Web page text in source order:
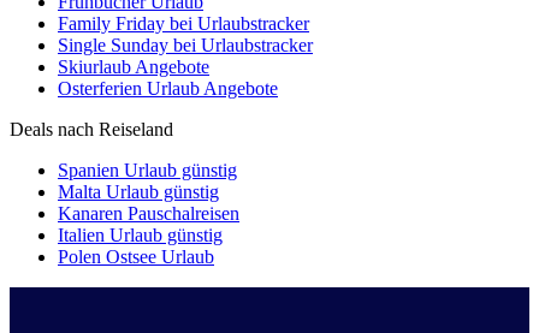
Family Friday bei Urlaubstracker
Single Sunday bei Urlaubstracker
Skiurlaub Angebote
Osterferien Urlaub Angebote
Deals nach Reiseland
Spanien Urlaub günstig
Malta Urlaub günstig
Kanaren Pauschalreisen
Italien Urlaub günstig
Polen Ostsee Urlaub